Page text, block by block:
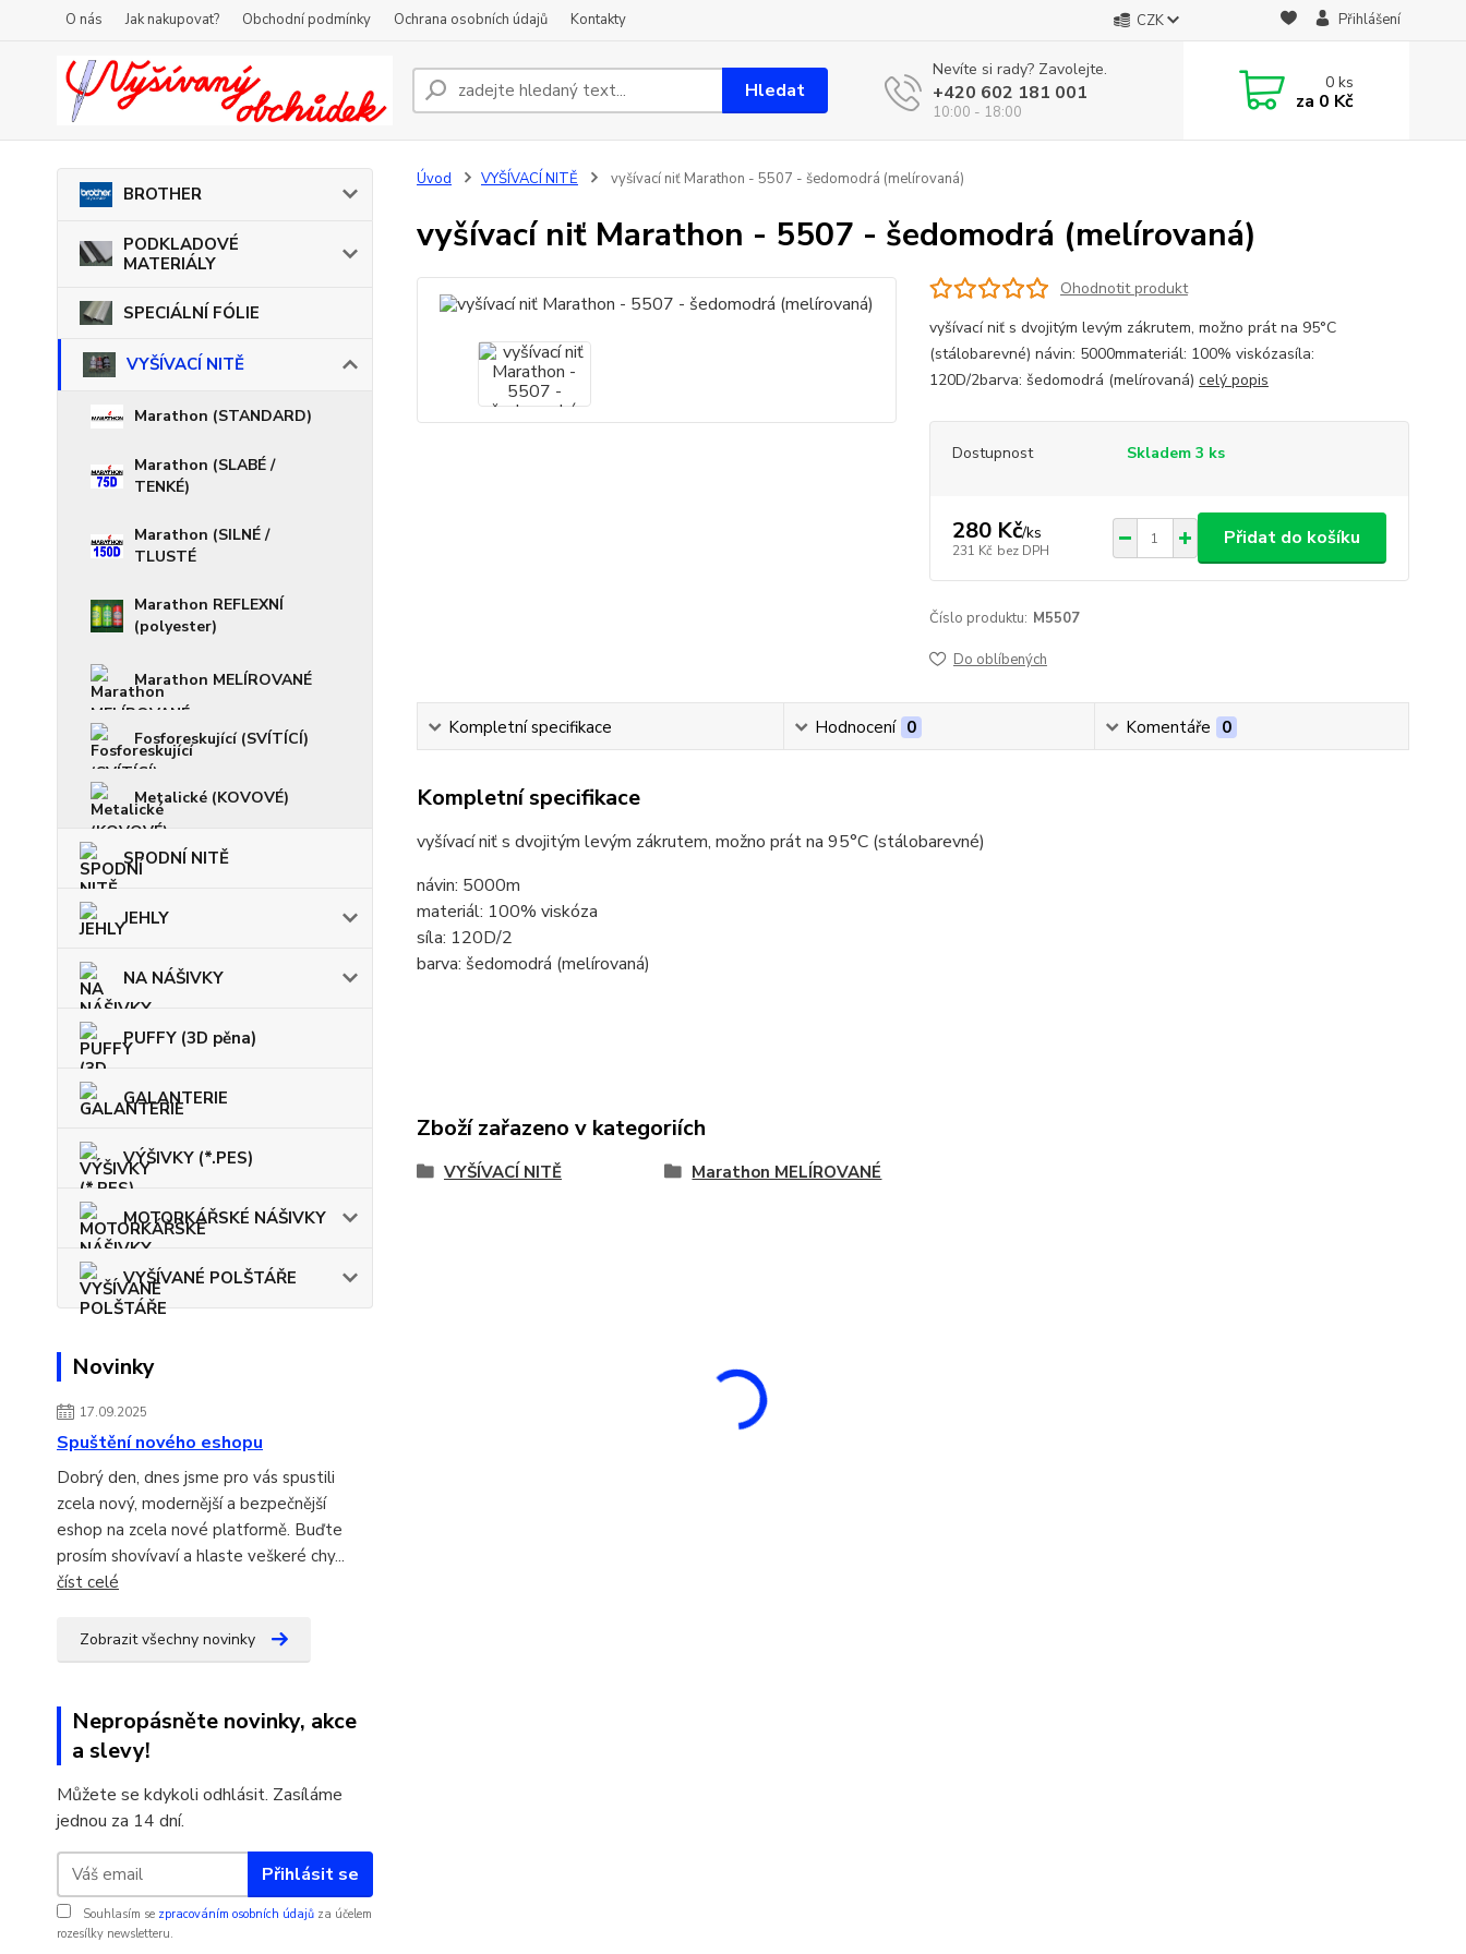
O nás Jak nakupovat? Obchodní podmínky Ochrana osobních údajů Kontakty CZK Přihlášení
Hledat
Nevíte si rady? Zavolejte.
+420 602 181 001
10:00 - 18:00
0ks
za 0 Kč
BROTHER
PODKLADOVÉ
MATERIÁLY
SPECIÁLNÍ FÓLIE
VYŠÍVACÍ NITĚ
Marathon (STANDARD)
Marathon (SLABÉ /
TENKÉ)
Marathon (SILNÉ /
TLUSTÉ
Marathon REFLEXNÍ
(polyester)
Marathon MELÍROVANÉ
Fosforeskující (SVÍTÍCÍ)
Metalické (KOVOVÉ)
SPODNÍ NITĚ
JEHLY
NA NÁŠIVKY
PUFFY (3D pěna)
GALANTERIE
VÝŠIVKY (*.PES)
MOTORKÁŘSKÉ NÁŠIVKY
VYŠÍVANÉ POLŠTÁŘE
Novinky
17.09.2025
Spuštění nového eshopu
Dobrý den, dnes jsme pro vás spustili
zcela nový, modernější a bezpečnější
eshop na zcela nové platformě. Buďte
prosím shovívaví a hlaste veškeré chy...
číst celé
Zobrazit všechny novinky
Nepropásněte novinky, akce
a slevy!
Můžete se kdykoli odhlásit. Zasíláme
jednou za 14 dní.
Přihlásit se
Souhlasím se zpracováním osobních údajů za účelem
rozesílky newsletteru.
Úvod VYŠÍVACÍ NITĚ vyšívací niť Marathon - 5507 - šedomodrá (melírovaná)
vyšívací niť Marathon - 5507 - šedomodrá (melírovaná)
Ohodnotit produkt
vyšívací niť s dvojitým levým zákrutem, možno prát na 95°C
(stálobarevné) návin: 5000mmateriál: 100% viskózasíla:
120D/2barva: šedomodrá (melírovaná) celý popis
Dostupnost Skladem 3 ks
280 Kč/ks
231 Kč bez DPH
Přidat do košíku
Číslo produktu: M5507
Do oblíbených
Kompletní specifikace Hodnocení 0 Komentáře 0
Kompletní specifikace
vyšívací niť s dvojitým levým zákrutem, možno prát na 95°C (stálobarevné)
návin: 5000m
materiál: 100% viskóza
síla: 120D/2
barva: šedomodrá (melírovaná)
Zboží zařazeno v kategoriích
VYŠÍVACÍ NITĚ Marathon MELÍROVANÉ